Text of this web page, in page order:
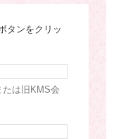
タンをクリッ
たは旧KMS会